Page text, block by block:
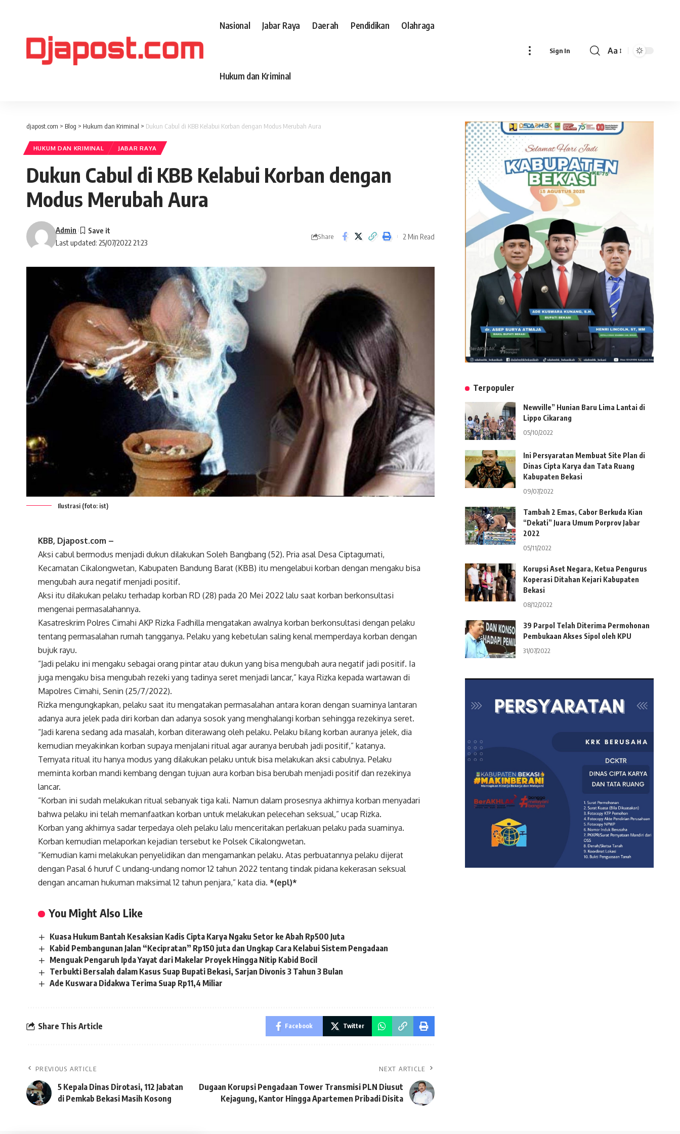
Nasional Jabar Raya Daerah Pendidikan Olahraga
Hukum dan Kriminal
Sign In
Font
Aa
djapost.com > Blog > Hukum dan Kriminal > Dukun Cabul di KBB Kelabui Korban dengan Modus Merubah Aura
HUKUM DAN KRIMINAL JABAR RAYA
Dukun Cabul di KBB Kelabui Korban dengan
Modus Merubah Aura
Last updated: 25/07/2022 21:23
Admin
Share 2 Min Read
Ilustrasi (foto: ist)
KBB, Djapost.com –
Aksi cabul bermodus menjadi dukun dilakukan Soleh Bangbang (52). Pria asal Desa Ciptagumati,
Kecamatan Cikalongwetan, Kabupaten Bandung Barat (KBB) itu mengelabui korban dengan mengaku bisa
mengubah aura negatif menjadi positif.
Aksi itu dilakukan pelaku terhadap korban RD (28) pada 20 Mei 2022 lalu saat korban berkonsultasi
mengenai permasalahannya.
Kasatreskrim Polres Cimahi AKP Rizka Fadhilla mengatakan awalnya korban berkonsultasi dengan pelaku
tentang permasalahan rumah tangganya. Pelaku yang kebetulan saling kenal memperdaya korban dengan
bujuk rayu.
“Jadi pelaku ini mengaku sebagai orang pintar atau dukun yang bisa mengubah aura negatif jadi positif. Ia
juga mengaku bisa mengubah rezeki yang tadinya seret menjadi lancar,” kaya Rizka kepada wartawan di
Mapolres Cimahi, Senin (25/7/2022).
Rizka mengungkapkan, pelaku saat itu mengatakan permasalahan antara koran dengan suaminya lantaran
adanya aura jelek pada diri korban dan adanya sosok yang menghalangi korban sehingga rezekinya seret.
“Jadi karena sedang ada masalah, korban diterawang oleh pelaku. Pelaku bilang korban auranya jelek, dia
kemudian meyakinkan korban supaya menjalani ritual agar auranya berubah jadi positif,” katanya.
Ternyata ritual itu hanya modus yang dilakukan pelaku untuk bisa melakukan aksi cabulnya. Pelaku
meminta korban mandi kembang dengan tujuan aura korban bisa berubah menjadi positif dan rezekinya
lancar.
“Korban ini sudah melakukan ritual sebanyak tiga kali. Namun dalam prosesnya akhirnya korban menyadari
bahwa pelaku ini telah memanfaatkan korban untuk melakukan pelecehan seksual,” ucap Rizka.
Korban yang akhirnya sadar terpedaya oleh pelaku lalu menceritakan perlakuan pelaku pada suaminya.
Korban kemudian melaporkan kejadian tersebut ke Polsek Cikalongwetan.
“Kemudian kami melakukan penyelidikan dan mengamankan pelaku. Atas perbuatannya pelaku dijerat
dengan Pasal 6 huruf C undang-undang nomor 12 tahun 2022 tentang tindak pidana kekerasan seksual
dengan ancaman hukuman maksimal 12 tahun penjara,” kata dia.*(epl)*
You Might Also Like
Kuasa Hukum Bantah Kesaksian Kadis Cipta Karya Ngaku Setor ke Abah Rp500 Juta
Kabid Pembangunan Jalan “Kecipratan” Rp150 juta dan Ungkap Cara Kelabui Sistem Pengadaan
Menguak Pengaruh Ipda Yayat dari Makelar Proyek Hingga Nitip Kabid Bocil
Terbukti Bersalah dalam Kasus Suap Bupati Bekasi, Sarjan Divonis 3 Tahun 3 Bulan
Ade Kuswara Didakwa Terima Suap Rp11,4 Miliar
Share This Article Facebook Twitter
PREVIOUS ARTICLE
5 Kepala Dinas Dirotasi, 112 Jabatan
di Pemkab Bekasi Masih Kosong
NEXT ARTICLE
Dugaan Korupsi Pengadaan Tower Transmisi PLN Diusut
Kejagung, Kantor Hingga Apartemen Pribadi Disita
Terpopuler
Newville” Hunian Baru Lima Lantai di
Lippo Cikarang
05/10/2022
Ini Persyaratan Membuat Site Plan di
Dinas Cipta Karya dan Tata Ruang
Kabupaten Bekasi
09/07/2022
Tambah 2 Emas, Cabor Berkuda Kian
“Dekati” Juara Umum Porprov Jabar
2022
05/11/2022
Korupsi Aset Negara, Ketua Pengurus
Koperasi Ditahan Kejari Kabupaten
Bekasi
08/12/2022
39 Parpol Telah Diterima Permohonan
Pembukaan Akses Sipol oleh KPU
31/07/2022